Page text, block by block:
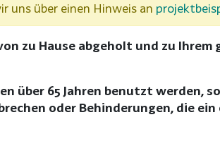
uns über einen Hinweis an
zu Hause abgeholt und zu
über 65 Jahren benutzt werden,
oder Behinderungen, die